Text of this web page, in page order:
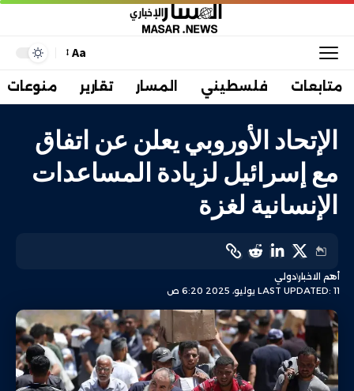
Aa
متابعات فلسطيني المسار تقارير منوعات
الإتحاد الأوروبي يعلن عن اتفاق
مع إسرائيل لزيادة المساعدات
الإنسانية لغزة
LAST UPDATED: 11 يوليو، 2025 6:20 ص
أهم الاخباردولي